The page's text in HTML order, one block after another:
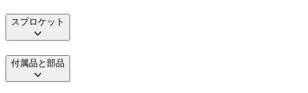
スプロケット
付属品と部品